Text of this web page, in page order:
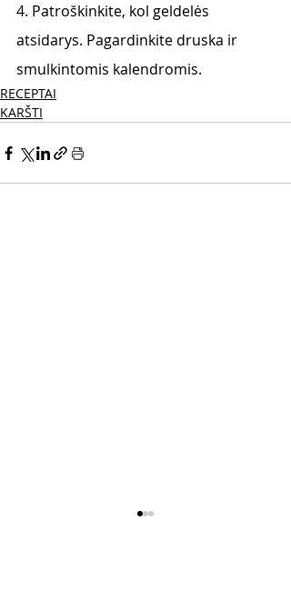
4. Patroškinkite, kol geldelės
atsidarys. Pagardinkite druska ir
smulkintomis kalendromis.
RECEPTAI
KARŠTI